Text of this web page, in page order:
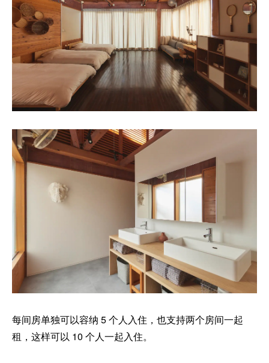
每间房单独可以容纳 5 个人入住，也支持两个房间一起
租，这样可以 10 个人一起入住。